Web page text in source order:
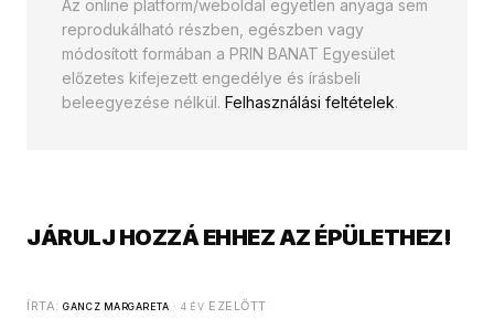
Az online platform/weboldal egyetlen anyaga sem
reprodukálható részben, egészben vagy
módosított formában a PRIN BANAT Egyesület
előzetes kifejezett engedélye és írásbeli
beleegyezése nélkül. Felhasználási feltételek.
JÁRULJ HOZZÁ EHHEZ AZ ÉPÜLETHEZ!
ÍRTA:GANCZ MARGARETA ·4 ÉV EZELŐTT